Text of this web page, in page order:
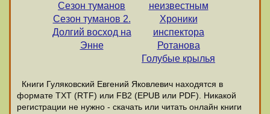
Сезон туманов
Сезон туманов 2.
Долгий восход на
Энне
неизвестным
Хроники
инспектора
Ротанова
Голубые крылья
Книги Гуляковский Евгений Яковлевич находятся в
формате ТХТ (RTF) или FB2 (EPUB или PDF). Никакой
регистрации не нужно - скачать или читать онлайн книги